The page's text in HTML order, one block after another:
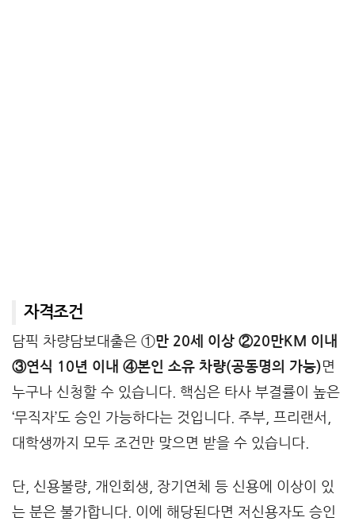
자격조건
담픽 차량담보대출은 ①만 20세 이상 ②20만KM 이내
③연식 10년 이내 ④본인 소유 차량(공동명의 가능)면
누구나 신청할 수 있습니다. 핵심은 타사 부결률이 높은
‘무직자’도 승인 가능하다는 것입니다. 주부, 프리랜서,
대학생까지 모두 조건만 맞으면 받을 수 있습니다.
단, 신용불량, 개인회생, 장기연체 등 신용에 이상이 있
는 분은 불가합니다. 이에 해당된다면 저신용자도 승인